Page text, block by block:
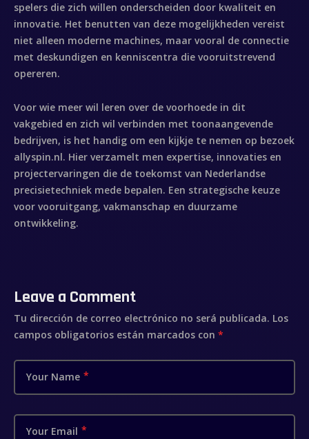
spelers die zich willen onderscheiden door kwaliteit en
innovatie. Het benutten van deze mogelijkheden vereist
niet alleen moderne machines, maar vooral de connectie
met deskundigen en kenniscentra die vooruitstrevend
opereren.
Voor wie meer wil leren over de voorhoede in dit
vakgebied en zich wil verbinden met toonaangevende
bedrijven, is het handig om een kijkje te nemen op bezoek
allyspin.nl. Hier verzamelt men expertise, innovaties en
projectervaringen die de toekomst van Nederlandse
precisietechniek mede bepalen. Een strategische keuze
voor vooruitgang, vakmanschap en duurzame
ontwikkeling.
Leave a Comment
Tu dirección de correo electrónico no será publicada. Los
campos obligatorios están marcados con *
Your Name
Your Email